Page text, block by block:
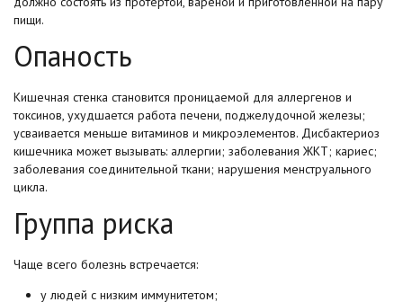
пищи.
Опаность
Кишечная стенка становится проницаемой для аллергенов и
токсинов, ухудшается работа печени, поджелудочной железы;
усваивается меньше витаминов и микроэлементов. Дисбактериоз
кишечника может вызывать: аллергии; заболевания ЖКТ; кариес;
заболевания соединительной ткани; нарушения менструального
цикла.
Группа риска
Чаще всего болезнь встречается:
у людей с низким иммунитетом;